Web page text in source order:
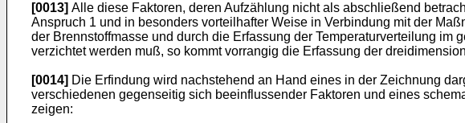
[0013] Alle diese Faktoren, deren Aufzählung nicht als abschließend
Anspruch 1 und in besonders vorteilhafter Weise in Verbindung mit der
der Brennstoffmasse und durch die Erfassung der Temperaturverteilung
verzichtet werden muß, so kommt vorrangig die Erfassung der
[0014] Die Erfindung wird nachstehend an Hand eines in der Zeichnung
verschiedenen gegenseitig sich beeinflussender Faktoren und eines
zeigen: